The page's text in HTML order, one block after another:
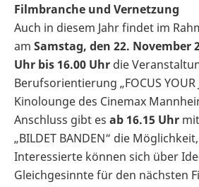
Filmbranche und Vernetzung
Auch in diesem Jahr findet im
am Samstag, den 22. November
Uhr bis 16.00 Uhr die
Berufsorientierung „FOCUS YOUR
Kinolounge des Cinemax
Anschluss gibt es ab 16.15 Uhr
„BILDET BANDEN“ die
Interessierte können sich über
Gleichgesinnte für den nächsten